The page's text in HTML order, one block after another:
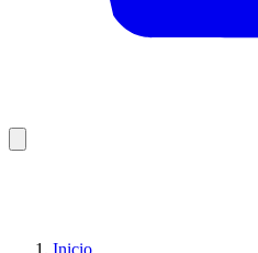
Inicio